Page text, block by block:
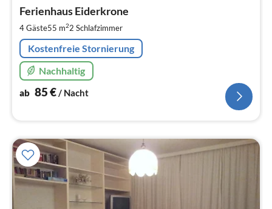
Ferienhaus Eiderkrone
4 Gäste55 m22 Schlafzimmer
Kostenfreie Stornierung
Nachhaltig
ab 85€/ Nacht